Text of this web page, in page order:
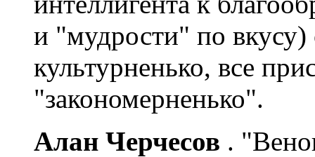
и "мудрости" по
культурненько, все
"закономерненько".
Алан Черчесов .